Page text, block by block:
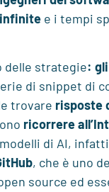
infinite e i tempi
delle strategie:
di snippet di
trovare risposte
ricorrere
di AI,
, che è uno
source ed